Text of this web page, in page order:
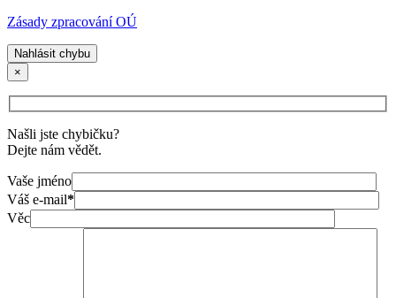
Zásady zpracování OÚ
Nahlásit chybu
×
Našli jste chybičku?
Dejte nám vědět.
Vaše jméno
Váš e-mail*
Věc